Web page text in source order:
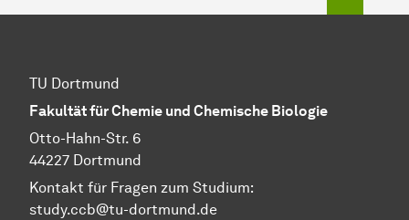
TU Dortmund
Fakultät für Chemie und Chemische Biologie
Otto-Hahn-Str. 6
44227 Dortmund
Kontakt für Fragen zum Studium:
study.ccb@tu-dortmund.de